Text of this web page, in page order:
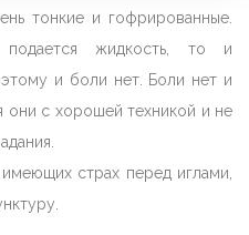
тонкие и гофрированные.
жидкость, то и
и боли нет. Боли нет и
они с хорошей техникой и не
страх перед иглами,